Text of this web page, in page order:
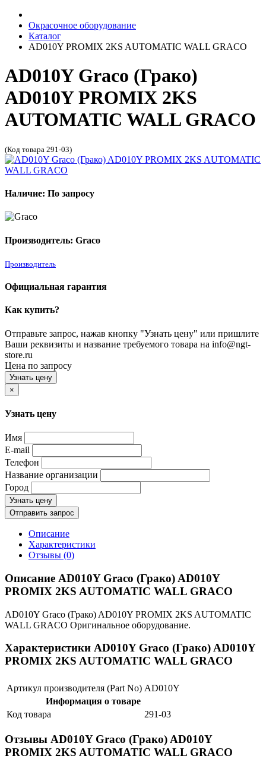
Окрасочное оборудование
Каталог
AD010Y PROMIX 2KS AUTOMATIC WALL GRACO
AD010Y Graco (Грако)
AD010Y PROMIX 2KS
AUTOMATIC WALL GRACO
(Код товара 291-03)
Наличие: По запросу
Производитель: Graco
Производитель
Официальная гарантия
Как купить?
Отправьте запрос, нажав кнопку "Узнать цену" или пришлите
Ваши реквизиты и название требуемого товара на info@ngt-
store.ru
Цена по запросу
Узнать цену
×
Узнать цену
Имя
E-mail
Телефон
Название организации
Город
Узнать цену
Отправить запрос
Описание
Характеристики
Отзывы (0)
Описание AD010Y Graco (Грако) AD010Y
PROMIX 2KS AUTOMATIC WALL GRACO
AD010Y Graco (Грако) AD010Y PROMIX 2KS AUTOMATIC
WALL GRACO Оригинальное оборудование.
Характеристики AD010Y Graco (Грако) AD010Y
PROMIX 2KS AUTOMATIC WALL GRACO
Артикул производителя (Part No) AD010Y
Информация о товаре
Код товара
291-03
Отзывы AD010Y Graco (Грако) AD010Y
PROMIX 2KS AUTOMATIC WALL GRACO